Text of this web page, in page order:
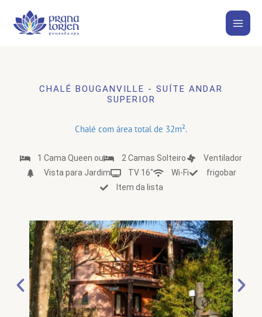
para
CHALÉ BOUGANVILLE - SUÍTE ANDAR
SUPERIOR
Chalé com área total de 32m².
1 Cama Queen ou 2 Camas Solteiro
Ventilador
Vista para Jardim
TV 16" Wi-Fi
frigobar
Item da lista